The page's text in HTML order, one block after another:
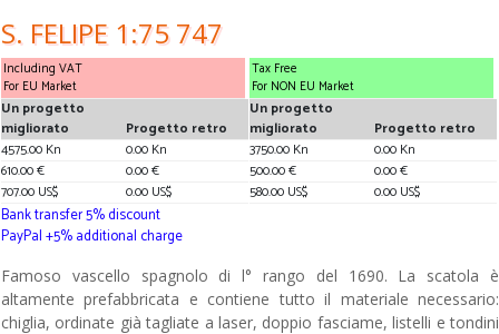
S. FELIPE 1:75 747
Including VAT
For EU Market
Un progetto
migliorato
Progetto retro
4575.00 Kn
0.00 Kn
610.00 €
0.00 €
707.00 US$
0.00 US$
Tax Free
For NON EU Market
Un progetto
migliorato
Progetto retro
3750.00 Kn
0.00 Kn
500.00 €
0.00 €
580.00 US$
0.00 US$
Bank transfer 5% discount
PayPal +5% additional charge
Famoso vascello spagnolo di l° rango del 1690. La scatola è
altamente prefabbricata e contiene tutto il materiale necessario:
chiglia, ordinate già tagliate a laser, doppio fasciame, listelli e tondini